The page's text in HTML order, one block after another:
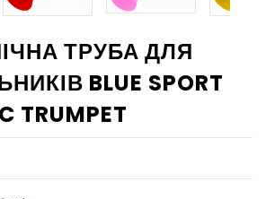
ТРУБА ДЛЯ
BLUE SPORT
TRUMPET